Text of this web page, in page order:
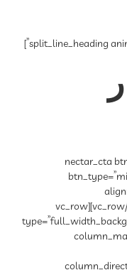
[/
alignment_phone=”default”][/vc_column][/vc_row][vc_row